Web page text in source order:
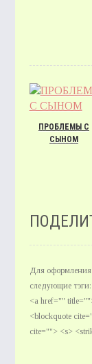
ПРОБЛЕМЫ С
СЫНОМ
Для оформления
следующие тэги:
<a href=""
<blockquote
cite=""> <s>